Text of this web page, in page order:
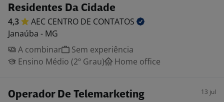
Residentes Da Cidade
4,3 AEC CENTRO DE CONTATOS
Janaúba - MG
A combinar
Sem experiência
Ensino Médio (2º Grau)
Home office
Operador De Telemarketing 13 jul